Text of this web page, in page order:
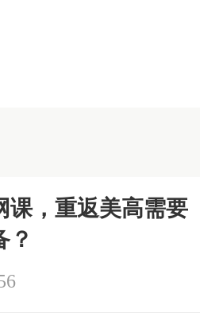
课，重返美高需要
？